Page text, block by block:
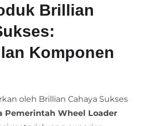
Brillian
Komponen
oleh Brillian Cahaya Sukses
Pemerintah Wheel Loader